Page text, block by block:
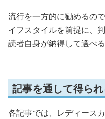
流行を一方的に勧めるの
イフスタイルを前提に、
読者自身が納得して選べ
記事を通して得ら
各記事では、レディース